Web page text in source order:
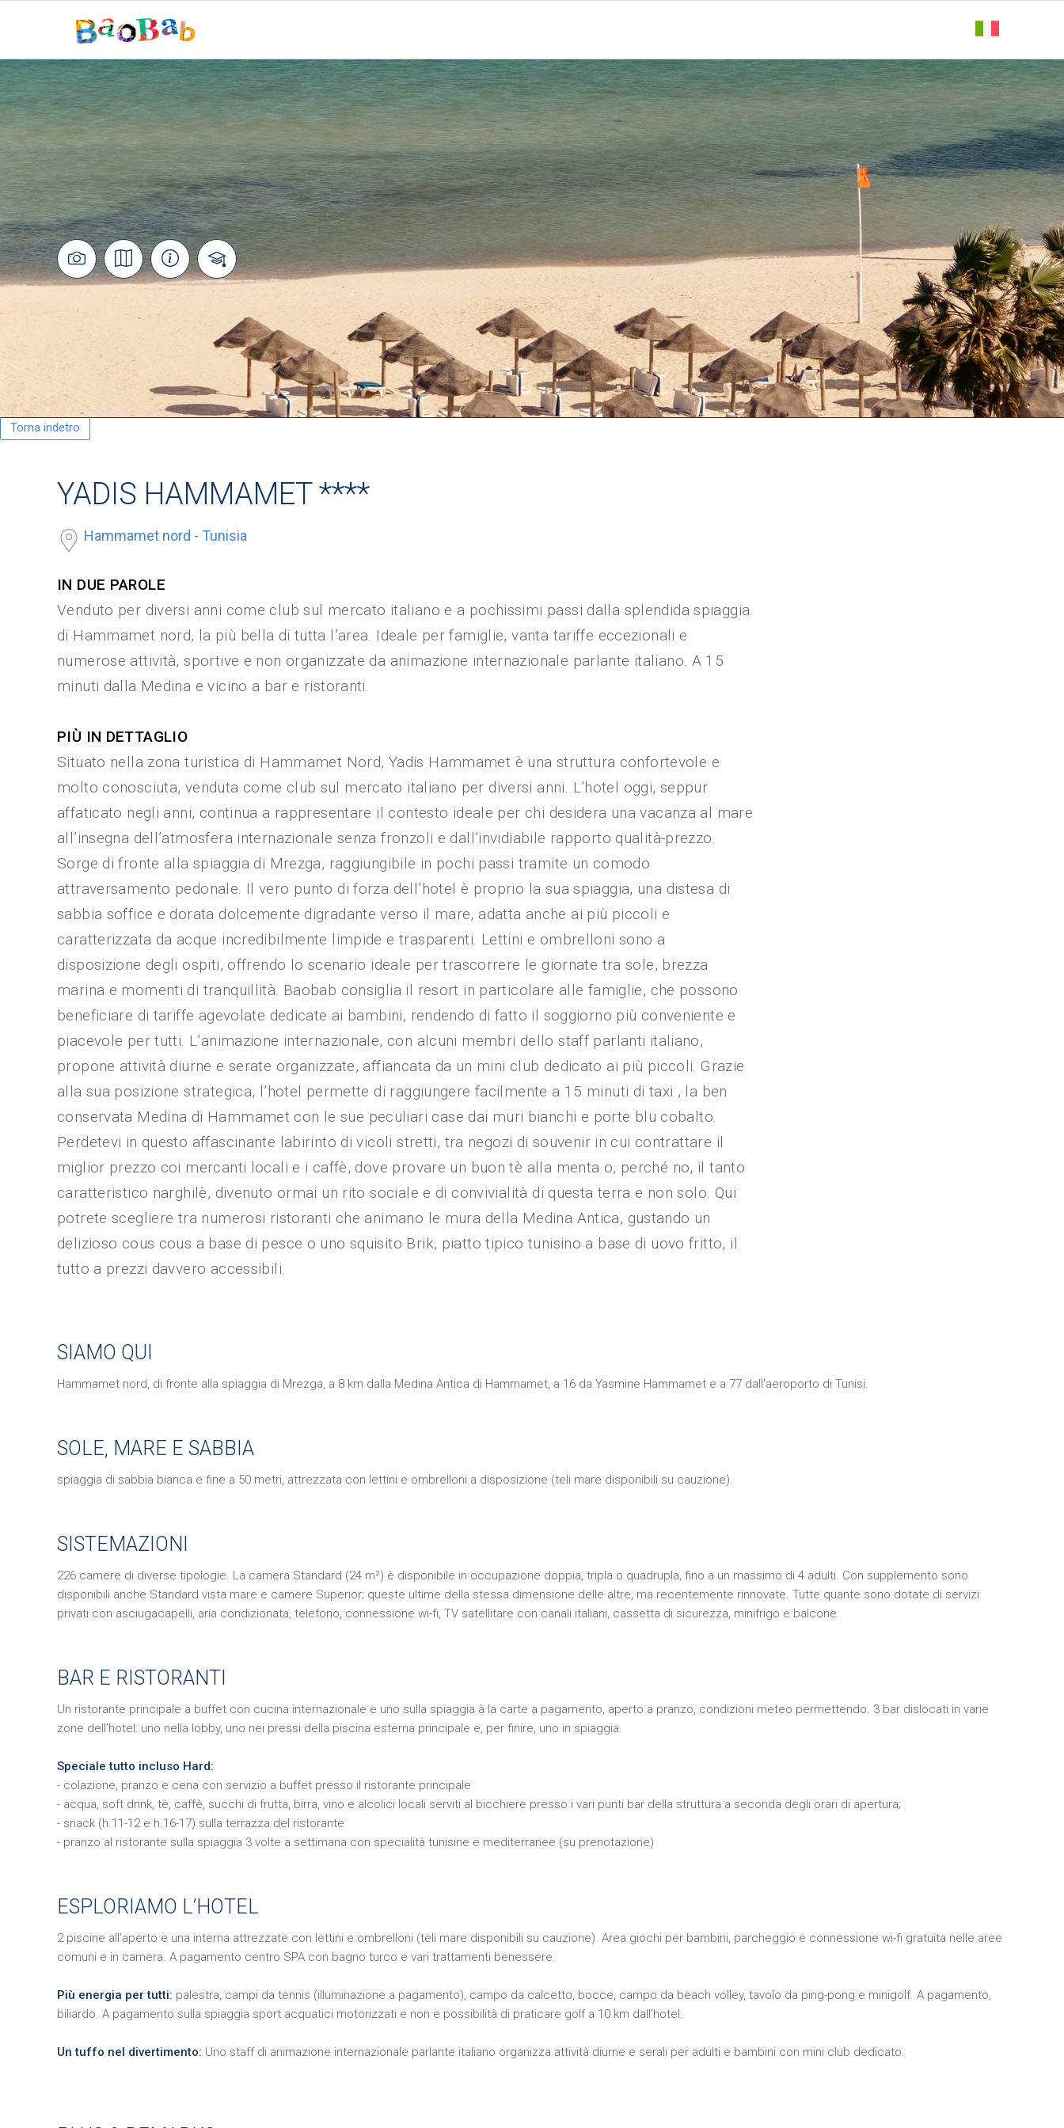
Torna indetro
YADIS HAMMAMET ****
Hammamet nord - Tunisia
IN DUE PAROLE
Venduto per diversi anni come club sul mercato italiano e a pochissimi passi dalla splendida spiaggia
di Hammamet nord, la più bella di tutta l’area. Ideale per famiglie, vanta tariffe eccezionali e
numerose attività, sportive e non organizzate da animazione internazionale parlante italiano. A 15
minuti dalla Medina e vicino a bar e ristoranti.
PIÙ IN DETTAGLIO
Situato nella zona turistica di Hammamet Nord, Yadis Hammamet è una struttura confortevole e
molto conosciuta, venduta come club sul mercato italiano per diversi anni. L’hotel oggi, seppur
affaticato negli anni, continua a rappresentare il contesto ideale per chi desidera una vacanza al mare
all’insegna dell’atmosfera internazionale senza fronzoli e dall’invidiabile rapporto qualità-prezzo.
Sorge di fronte alla spiaggia di Mrezga, raggiungibile in pochi passi tramite un comodo
attraversamento pedonale. Il vero punto di forza dell’hotel è proprio la sua spiaggia, una distesa di
sabbia soffice e dorata dolcemente digradante verso il mare, adatta anche ai più piccoli e
caratterizzata da acque incredibilmente limpide e trasparenti. Lettini e ombrelloni sono a
disposizione degli ospiti, offrendo lo scenario ideale per trascorrere le giornate tra sole, brezza
marina e momenti di tranquillità. Baobab consiglia il resort in particolare alle famiglie, che possono
beneficiare di tariffe agevolate dedicate ai bambini, rendendo di fatto il soggiorno più conveniente e
piacevole per tutti. L’animazione internazionale, con alcuni membri dello staff parlanti italiano,
propone attività diurne e serate organizzate, affiancata da un mini club dedicato ai più piccoli. Grazie
alla sua posizione strategica, l’hotel permette di raggiungere facilmente a 15 minuti di taxi , la ben
conservata Medina di Hammamet con le sue peculiari case dai muri bianchi e porte blu cobalto.
Perdetevi in questo affascinante labirinto di vicoli stretti, tra negozi di souvenir in cui contrattare il
miglior prezzo coi mercanti locali e i caffè, dove provare un buon tè alla menta o, perché no, il tanto
caratteristico narghilè, divenuto ormai un rito sociale e di convivialità di questa terra e non solo. Qui
potrete scegliere tra numerosi ristoranti che animano le mura della Medina Antica, gustando un
delizioso cous cous a base di pesce o uno squisito Brik, piatto tipico tunisino a base di uovo fritto, il
tutto a prezzi davvero accessibili.
SIAMO QUI
Hammamet nord, di fronte alla spiaggia di Mrezga, a 8 km dalla Medina Antica di Hammamet, a 16 da Yasmine Hammamet e a 77 dall'aeroporto di Tunisi.
SOLE, MARE E SABBIA
spiaggia di sabbia bianca e fine a 50 metri, attrezzata con lettini e ombrelloni a disposizione (teli mare disponibili su cauzione).
SISTEMAZIONI
226 camere di diverse tipologie. La camera Standard (24 m²) è disponibile in occupazione doppia, tripla o quadrupla, fino a un massimo di 4 adulti. Con supplemento sono
disponibili anche Standard vista mare e camere Superior; queste ultime della stessa dimensione delle altre, ma recentemente rinnovate. Tutte quante sono dotate di servizi
privati con asciugacapelli, aria condizionata, telefono, connessione wi-fi, TV satellitare con canali italiani, cassetta di sicurezza, minifrigo e balcone.
BAR E RISTORANTI
Un ristorante principale a buffet con cucina internazionale e uno sulla spiaggia à la carte a pagamento, aperto a pranzo, condizioni meteo permettendo. 3 bar dislocati in varie
zone dell’hotel: uno nella lobby, uno nei pressi della piscina esterna principale e, per finire, uno in spiaggia.
Speciale tutto incluso Hard:
- colazione, pranzo e cena con servizio a buffet presso il ristorante principale
- acqua, soft drink, tè, caffè, succhi di frutta, birra, vino e alcolici locali serviti al bicchiere presso i vari punti bar della struttura a seconda degli orari di apertura;
- snack (h.11-12 e h.16-17) sulla terrazza del ristorante
- pranzo al ristorante sulla spiaggia 3 volte a settimana con specialità tunisine e mediterranee (su prenotazione)
ESPLORIAMO L’HOTEL
2 piscine all’aperto e una interna attrezzate con lettini e ombrelloni (teli mare disponibili su cauzione). Area giochi per bambini, parcheggio e connessione wi-fi gratuita nelle aree
comuni e in camera. A pagamento centro SPA con bagno turco e vari trattamenti benessere.
Più energia per tutti: palestra, campi da tennis (illuminazione a pagamento), campo da calcetto, bocce, campo da beach volley, tavolo da ping-pong e minigolf. A pagamento,
biliardo. A pagamento sulla spiaggia sport acquatici motorizzati e non e possibilità di praticare golf a 10 km dall’hotel.
Un tuffo nel divertimento: Uno staff di animazione internazionale parlante italiano organizza attività diurne e serali per adulti e bambini con mini club dedicato.